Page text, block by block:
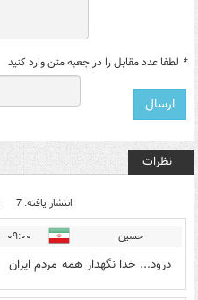
* لطفا عدد مقابل را در جعبه متن وارد کنید
نظرات
انتشار یافته: 7
حسین ۰۹:۰۰ - ۱۴۰۴/۰۳/۲۷
درود... خدا نگهدار همه مردم ایران